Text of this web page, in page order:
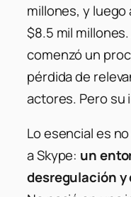
millones, y luego
$8.5 mil
comenzó un
pérdida de
actores. Pero su
Lo esencial es
a Skype: un
desregulación